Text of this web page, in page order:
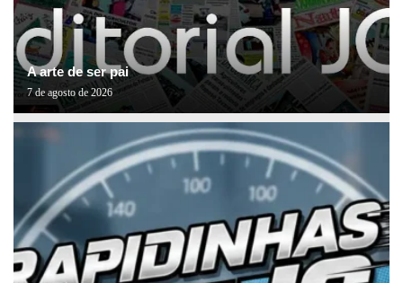
A arte de ser pai
7 de agosto de 2026